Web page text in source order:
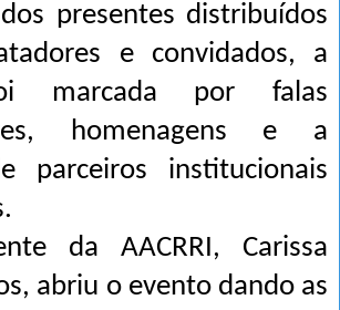
presentes distribuídos
e convidados, a
marcada por falas
homenagens e a
parceiros institucionais
da AACRRI, Carissa
abriu o evento dando as